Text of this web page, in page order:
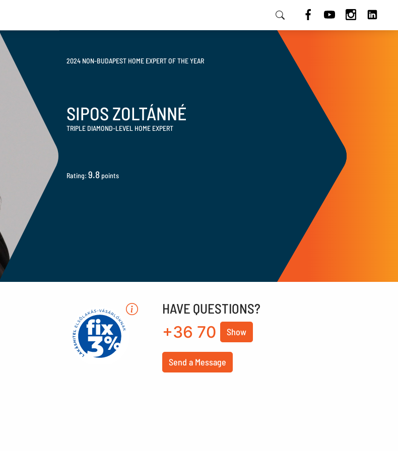
HU
2024 NON-BUDAPEST HOME EXPERT OF THE YEAR
SIPOS ZOLTÁNNÉ
TRIPLE DIAMOND-LEVEL HOME EXPERT
Rating:9.8 points
HAVE QUESTIONS?
+36 70 Show
Send a Message